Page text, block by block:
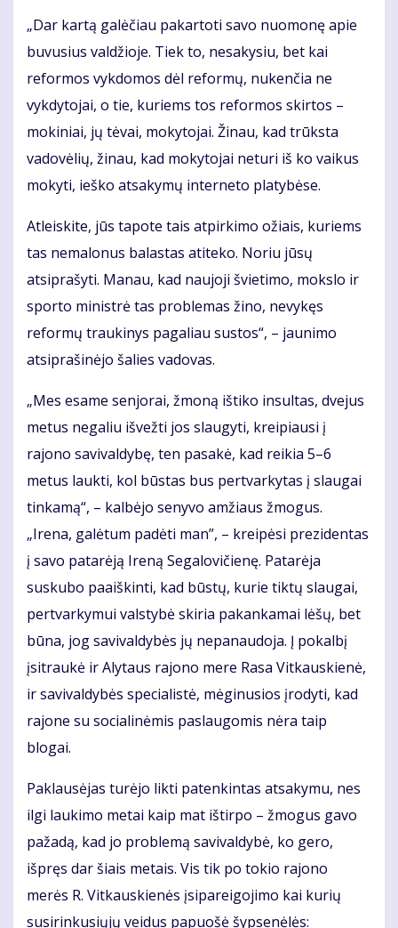
„Dar kartą galėčiau pakartoti savo nuomonę apie
buvusius valdžioje. Tiek to, nesakysiu, bet kai
reformos vykdomos dėl reformų, nukenčia ne
vykdytojai, o tie, kuriems tos reformos skirtos –
mokiniai, jų tėvai, mokytojai. Žinau, kad trūksta
vadovėlių, žinau, kad mokytojai neturi iš ko vaikus
mokyti, ieško atsakymų interneto platybėse.
Atleiskite, jūs tapote tais atpirkimo ožiais, kuriems
tas nemalonus balastas atiteko. Noriu jūsų
atsiprašyti. Manau, kad naujoji švietimo, mokslo ir
sporto ministrė tas problemas žino, nevykęs
reformų traukinys pagaliau sustos“, – jaunimo
atsiprašinėjo šalies vadovas.
„Mes esame senjorai, žmoną ištiko insultas, dvejus
metus negaliu išvežti jos slaugyti, kreipiausi į
rajono savivaldybę, ten pasakė, kad reikia 5–6
metus laukti, kol būstas bus pertvarkytas į slaugai
tinkamą“, – kalbėjo senyvo amžiaus žmogus.
„Irena, galėtum padėti man”, – kreipėsi prezidentas
į savo patarėją Ireną Segalovičienę. Patarėja
suskubo paaiškinti, kad būstų, kurie tiktų slaugai,
pertvarkymui valstybė skiria pakankamai lėšų, bet
būna, jog savivaldybės jų nepanaudoja. Į pokalbį
įsitraukė ir Alytaus rajono mere Rasa Vitkauskienė,
ir savivaldybės specialistė, mėginusios įrodyti, kad
rajone su socialinėmis paslaugomis nėra taip
blogai.
Paklausėjas turėjo likti patenkintas atsakymu, nes
ilgi laukimo metai kaip mat ištirpo – žmogus gavo
pažadą, kad jo problemą savivaldybė, ko gero,
išpręs dar šiais metais. Vis tik po tokio rajono
merės R. Vitkauskienės įsipareigojimo kai kurių
susirinkusiųjų veidus papuošė šypsenėlės: